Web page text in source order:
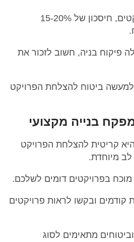
מניסיון של אלפי פרויקטים, חיסכון של 15-20%
פיקוח בניה, חשוב לזכור את
ביטוח להצלחת הפרויקט
בנייה מקצועי
קריטית להצלחת הפרויקט
מיוחדת.
בפרויקטים דומים לשלכם.
קודמים ובקשו לראות פרויקטים
וביטוחים מתאימים לסוג